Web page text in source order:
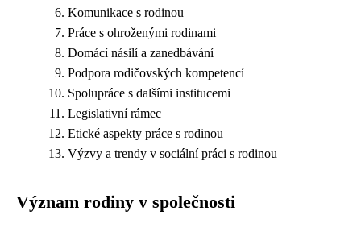
Komunikace s rodinou
Práce s ohroženými rodinami
Domácí násilí a zanedbávání
Podpora rodičovských kompetencí
Spolupráce s dalšími institucemi
Legislativní rámec
Etické aspekty práce s rodinou
Výzvy a trendy v sociální práci s rodinou
Význam rodiny v společnosti